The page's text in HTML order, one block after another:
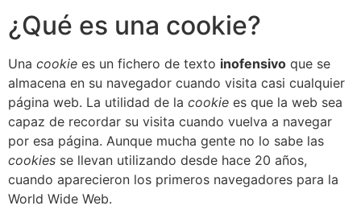
¿Qué es una cookie?
Una cookie es un fichero de texto inofensivo que se
almacena en su navegador cuando visita casi cualquier
página web. La utilidad de la cookie es que la web sea
capaz de recordar su visita cuando vuelva a navegar
por esa página. Aunque mucha gente no lo sabe las
cookies se llevan utilizando desde hace 20 años,
cuando aparecieron los primeros navegadores para la
World Wide Web.